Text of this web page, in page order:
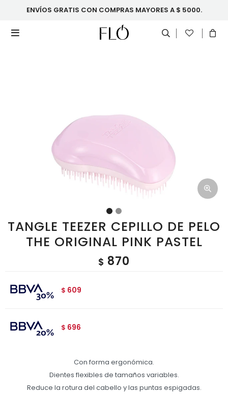
ENVÍOS GRATIS CON COMPRAS MAYORES A $ 5000.

TANGLE TEEZER CEPILLO DE PELO
THE ORIGINAL PINK PASTEL
$ 870
$ 609
$ 696
Con forma ergonómica.
Dientes flexibles de tamaños variables.
Reduce la rotura del cabello y las puntas espigadas.